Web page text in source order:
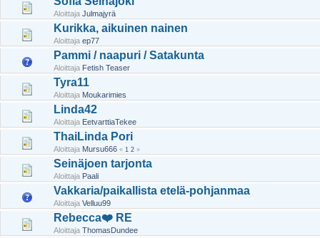
Aloittaja Julmajyrä
Kurikka, aikuinen nainen
Aloittaja ep77
Pammi / naapuri / Satakunta
Aloittaja Fetish Teaser
Tyra11
Aloittaja Moukarimies
Linda42
Aloittaja EetvarttiaTekee
ThaiLinda Pori
Aloittaja Mursu666 « 1 2 »
Seinäjoen tarjonta
Aloittaja Paali
Vakkaria/paikallista etelä-pohjanmaa
Aloittaja Velluu99
Rebecca❤️ RE
Aloittaja ThomasDundee